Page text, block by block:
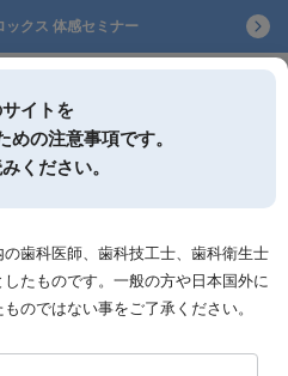
ックス 体感セミナー
お気に入り
イトを
めの注意事項です。
ください。
歯科医師、歯科技工士、歯科衛生士
たものです。一般の方や日本国外に
のではない事をご了承ください。